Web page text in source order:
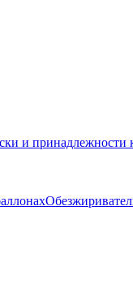
и принадлежности